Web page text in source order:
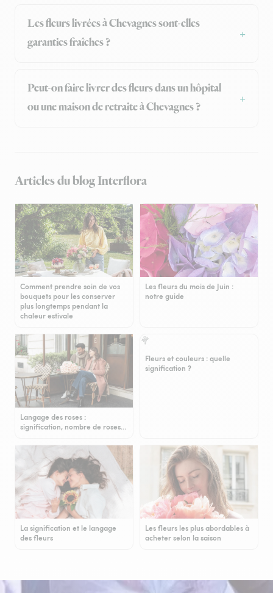
Les fleurs livrées à Chevagnes sont-elles
garanties fraîches ?
Peut-on faire livrer des fleurs dans un hôpital
ou une maison de retraite à Chevagnes ?
Articles du blog Interflora
Comment prendre soin de vos
bouquets pour les conserver
plus longtemps pendant la
chaleur estivale
Les fleurs du mois de Juin :
notre guide
Langage des roses :
signification, nombre de roses…
Fleurs et couleurs : quelle
signification ?
La signification et le langage
des fleurs
Les fleurs les plus abordables à
acheter selon la saison